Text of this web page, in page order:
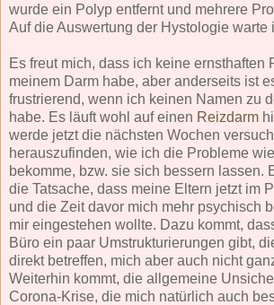
wurde ein Polyp entfernt und mehrere
Auf die Auswertung der Hystologie warte
Es freut mich, dass ich keine ernsthaften
meinem Darm habe, aber anderseits ist
frustrierend, wenn ich keinen Namen zu
habe. Es läuft wohl auf einen Reizdarm
werde jetzt die nächsten Wochen
herauszufinden, wie ich die Probleme
bekomme, bzw. sie sich bessern lassen.
die Tatsache, dass meine Eltern jetzt im
und die Zeit davor mich mehr psychisch
mir eingestehen wollte. Dazu kommt,
Büro ein paar Umstrukturierungen gibt,
direkt betreffen, mich aber auch nicht
Weiterhin kommt, die allgemeine
Corona-Krise, die mich natürlich auch